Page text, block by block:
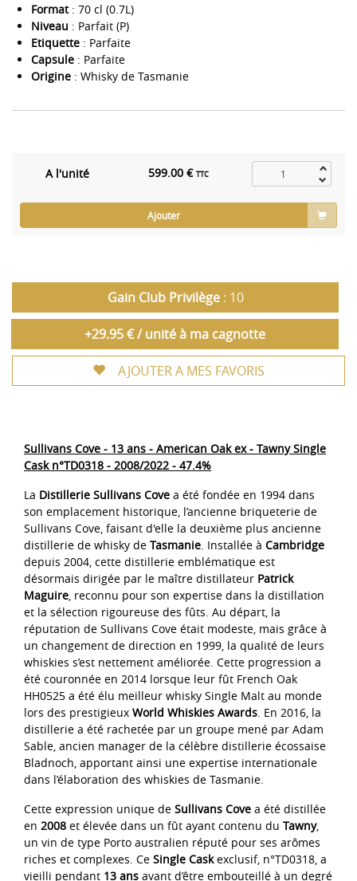
Format: 70 cl (0.7L)
Niveau : Parfait (P)
Etiquette : Parfaite
Capsule : Parfaite
Origine : Whisky de Tasmanie
A l'unité 599.00 € TTC
Ajouter
Gain Club Privilège: 10
+29.95 € / unité à ma cagnotte
AJOUTER A MES FAVORIS
Sullivans Cove - 13 ans - American Oak ex - Tawny Single
Cask n°TD0318 - 2008/2022 - 47.4%
La Distillerie Sullivans Cove a été fondée en 1994 dans
son emplacement historique, l’ancienne briqueterie de
Sullivans Cove, faisant d'elle la deuxième plus ancienne
distillerie de whisky de Tasmanie. Installée à Cambridge
depuis 2004, cette distillerie emblématique est
désormais dirigée par le maître distillateur Patrick
Maguire, reconnu pour son expertise dans la distillation
et la sélection rigoureuse des fûts. Au départ, la
réputation de Sullivans Cove était modeste, mais grâce à
un changement de direction en 1999, la qualité de leurs
whiskies s’est nettement améliorée. Cette progression a
été couronnée en 2014 lorsque leur fût French Oak
HH0525 a été élu meilleur whisky Single Malt au monde
lors des prestigieux World Whiskies Awards. En 2016, la
distillerie a été rachetée par un groupe mené par Adam
Sable, ancien manager de la célèbre distillerie écossaise
Bladnoch, apportant ainsi une expertise internationale
dans l’élaboration des whiskies de Tasmanie.
Cette expression unique de Sullivans Cove a été distillée
en 2008 et élevée dans un fût ayant contenu du Tawny,
un vin de type Porto australien réputé pour ses arômes
riches et complexes. Ce Single Caskexclusif, n°TD0318, a
vieilli pendant 13 ans avant d’être embouteillé à un degré